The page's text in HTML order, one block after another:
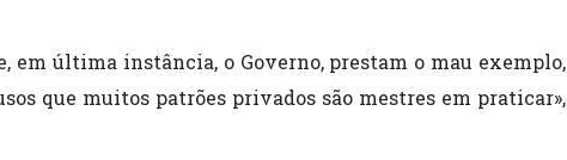
em última instância, o Governo, prestam o mau exemplo,
que muitos patrões privados são mestres em praticar»,